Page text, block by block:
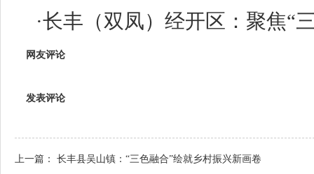
·长丰（双凤）经开区：聚焦“
网友评论
发表评论
上一篇： 长丰县吴山镇：“三色融合”绘就乡村振兴新画卷